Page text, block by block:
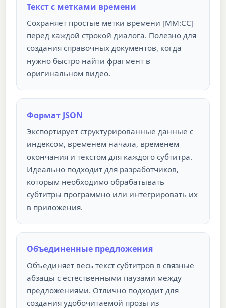
Текст с метками времени
Сохраняет простые метки времени [ММ:СС]
перед каждой строкой диалога. Полезно для
создания справочных документов, когда
нужно быстро найти фрагмент в
оригинальном видео.
Формат JSON
Экспортирует структурированные данные с
индексом, временем начала, временем
окончания и текстом для каждого субтитра.
Идеально подходит для разработчиков,
которым необходимо обрабатывать
субтитры программно или интегрировать их
в приложения.
Объединенные предложения
Объединяет весь текст субтитров в связные
абзацы с естественными паузами между
предложениями. Отлично подходит для
создания удобочитаемой прозы из